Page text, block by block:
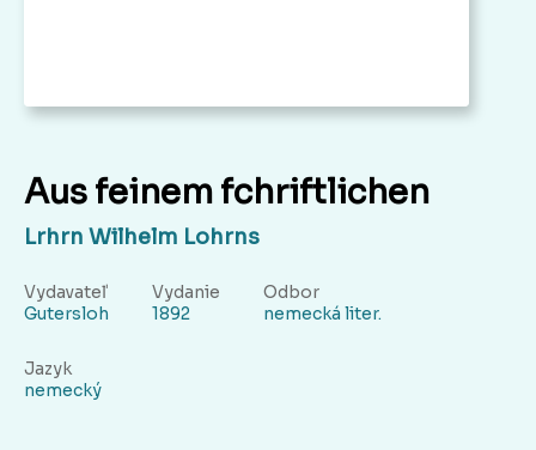
Aus feinem fchriftlichen
Lrhrn Wilhelm Lohrns
Vydavateľ
Gutersloh
Vydanie
1892
Odbor
nemecká liter.
Jazyk
nemecký